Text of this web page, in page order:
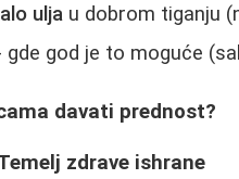
ulja u dobrom tiganju
gde god je to moguće
davati prednost?
zdrave ishrane